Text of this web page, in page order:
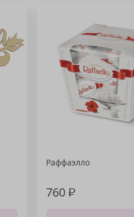
Раффаэлло
760₽